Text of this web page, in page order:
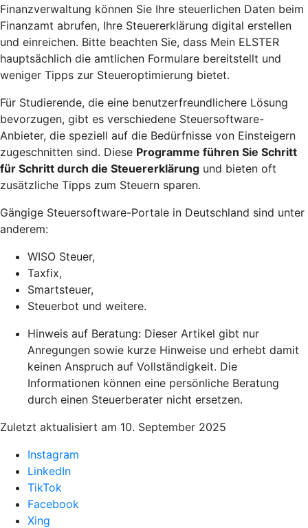
Finanzverwaltung können Sie Ihre steuerlichen Daten beim
Finanzamt abrufen, Ihre Steuererklärung digital erstellen
und einreichen. Bitte beachten Sie, dass Mein ELSTER
hauptsächlich die amtlichen Formulare bereitstellt und
weniger Tipps zur Steueroptimierung bietet.
Für Studierende, die eine benutzerfreundlichere Lösung
bevorzugen, gibt es verschiedene Steuersoftware-
Anbieter, die speziell auf die Bedürfnisse von Einsteigern
zugeschnitten sind. Diese Programme führen Sie Schritt
für Schritt durch die Steuererklärung und bieten oft
zusätzliche Tipps zum Steuern sparen.
Gängige Steuersoftware-Portale in Deutschland sind unter
anderem:
WISO Steuer,
Taxfix,
Smartsteuer,
Steuerbot und weitere.
Hinweis auf Beratung: Dieser Artikel gibt nur
Anregungen sowie kurze Hinweise und erhebt damit
keinen Anspruch auf Vollständigkeit. Die
Informationen können eine persönliche Beratung
durch einen Steuerberater nicht ersetzen.
Zuletzt aktualisiert am 10. September 2025
Instagram
LinkedIn
TikTok
Facebook
Xing